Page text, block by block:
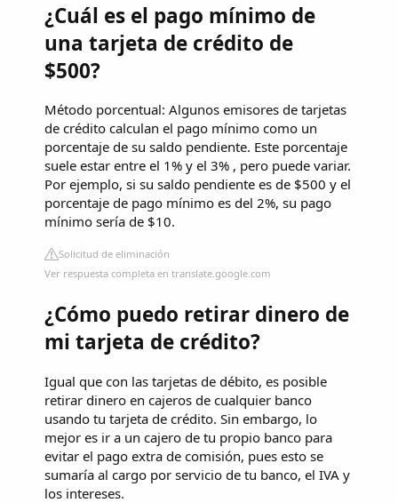
¿Cuál es el pago mínimo de
una tarjeta de crédito de
$500?
Método porcentual: Algunos emisores de tarjetas
de crédito calculan el pago mínimo como un
porcentaje de su saldo pendiente. Este porcentaje
suele estar entre el 1% y el 3% , pero puede variar.
Por ejemplo, si su saldo pendiente es de $500 y el
porcentaje de pago mínimo es del 2%, su pago
mínimo sería de $10.
Solicitud de eliminación
Ver respuesta completa en translate.google.com
¿Cómo puedo retirar dinero de
mi tarjeta de crédito?
Igual que con las tarjetas de débito, es posible
retirar dinero en cajeros de cualquier banco
usando tu tarjeta de crédito. Sin embargo, lo
mejor es ir a un cajero de tu propio banco para
evitar el pago extra de comisión, pues esto se
sumaría al cargo por servicio de tu banco, el IVA y
los intereses.